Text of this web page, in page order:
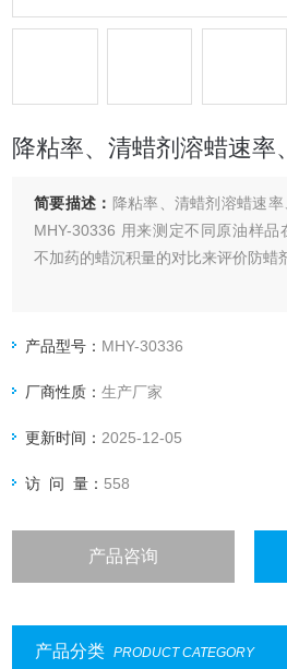
降粘率、清蜡剂溶蜡速率
简要描述： 降粘率、清蜡剂溶蜡速
MHY-30336 用来测定不同原油样
不加药的蜡沉积量的对比来评价防蜡
产品型号： MHY-30336
厂商性质：生产厂家
更新时间： 2025-12-05
访 问 量： 558
产品咨询
产品分类 PRODUCT CATEGORY